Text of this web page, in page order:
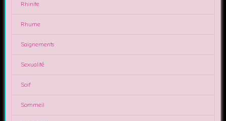
Rhinite
Rhume
Saignements
Sexualité
Soif
Sommeil